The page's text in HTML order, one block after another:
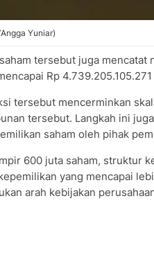
Yuniar)
tersebut juga mencatat
Rp
tersebut mencerminkan
tersebut. Langkah ini
saham oleh pihak
600 juta saham, struktur
yang mencapai
arah kebijakan